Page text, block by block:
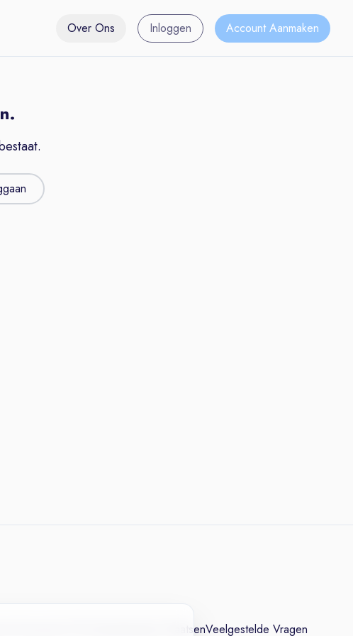
Over Ons Inloggen Account Aanmaken
Succesvol CV Vacature PlaatsenVeelgestelde Vragen